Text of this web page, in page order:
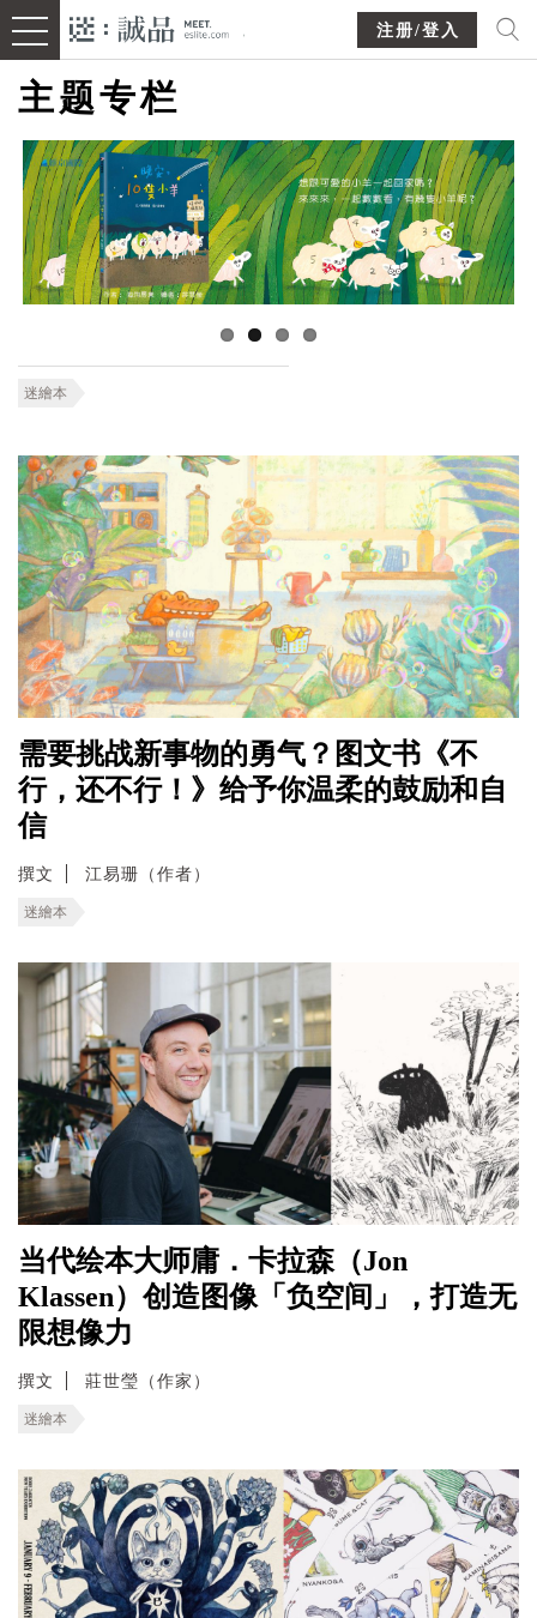
注册/登入
主题专栏
迷繪本
需要挑战新事物的勇气？图文书《不
行，还不行！》给予你温柔的鼓励和自
信
撰文 江易珊（作者）
迷繪本
当代绘本大师庸．卡拉森（Jon
Klassen）创造图像「负空间」，打造无
限想像力
撰文 莊世瑩（作家）
迷繪本